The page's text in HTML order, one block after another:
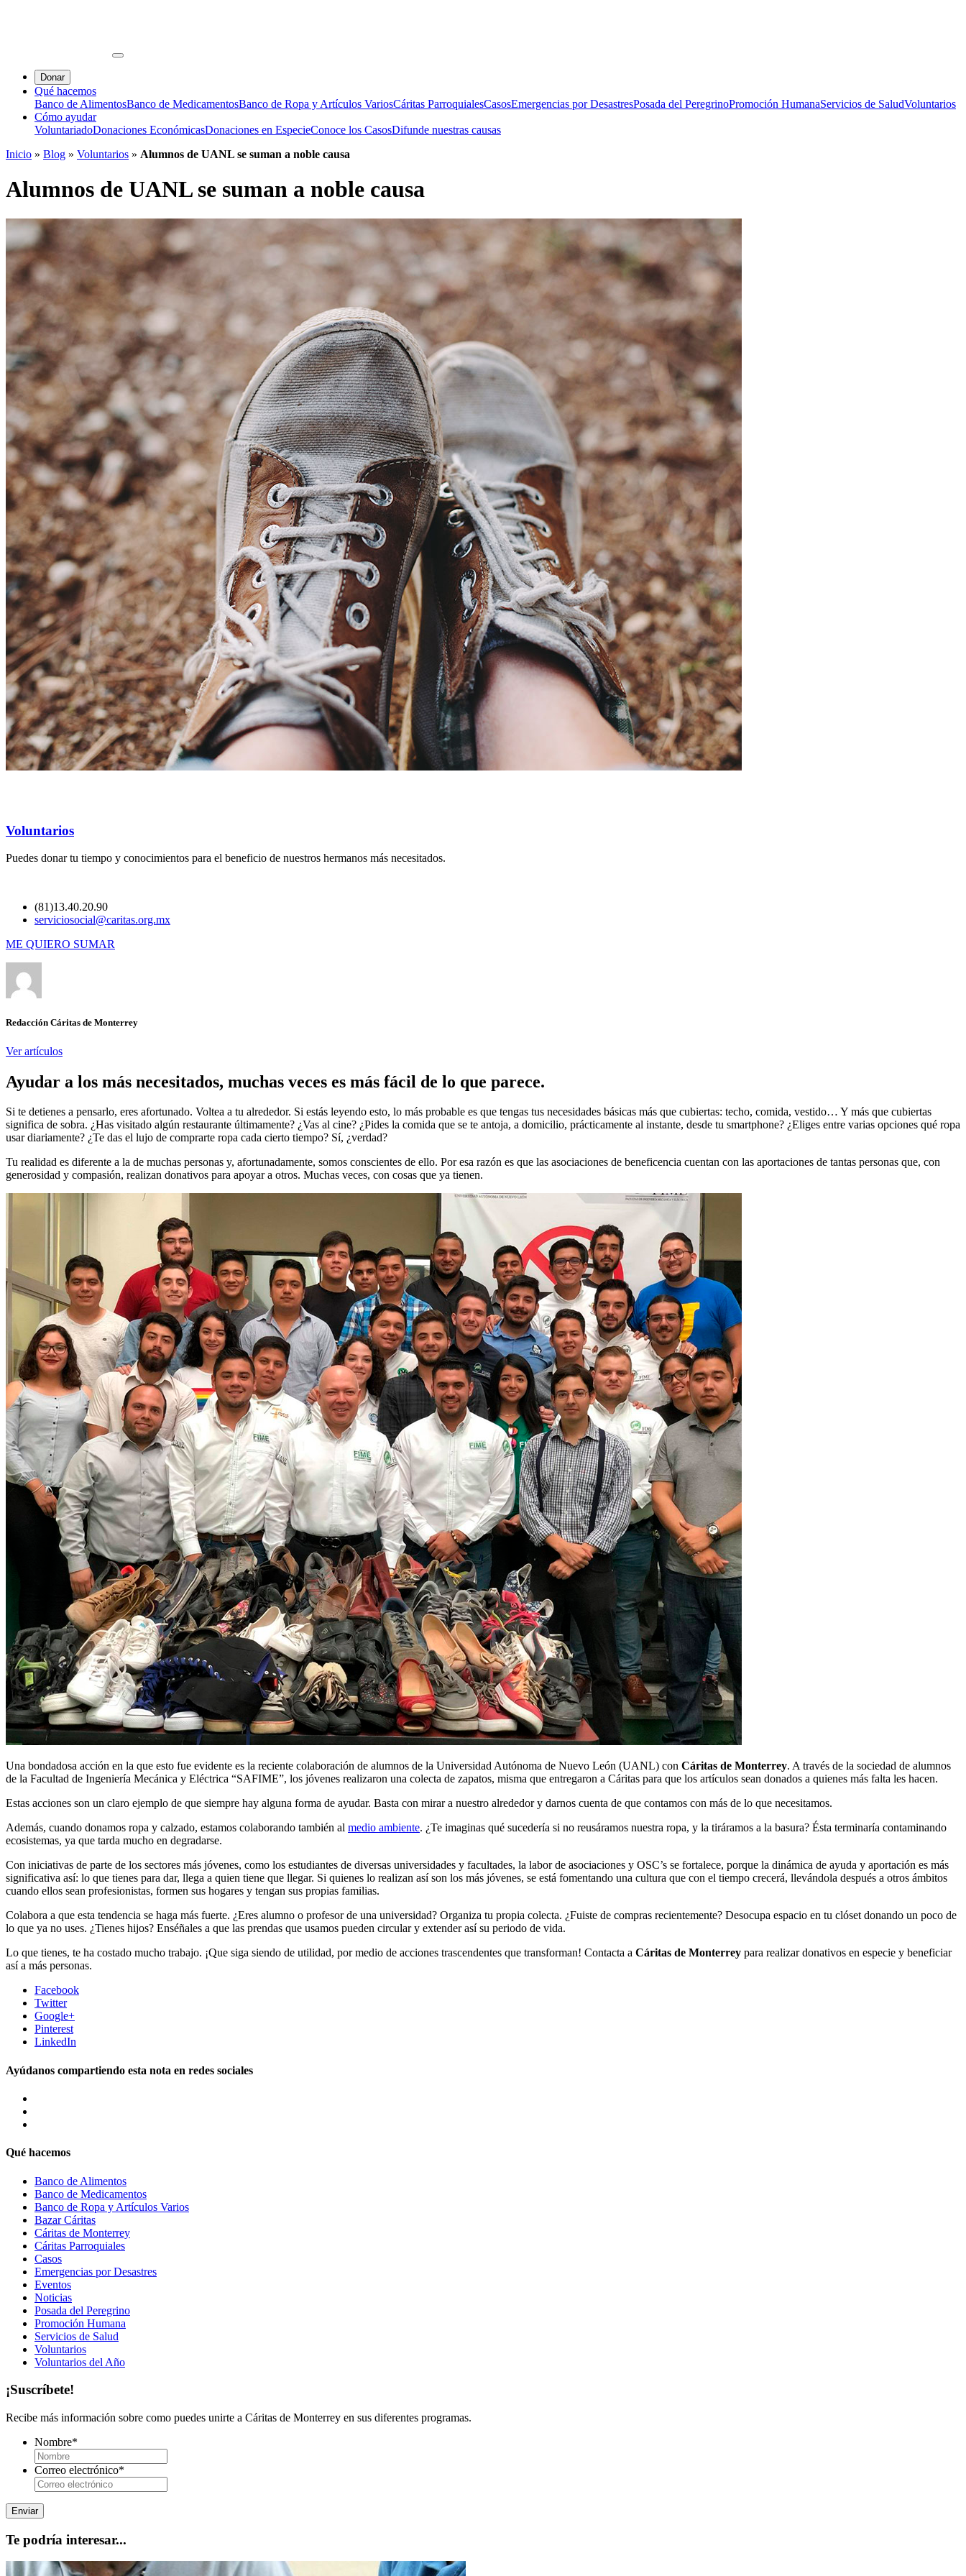
Donar
Qué hacemos
Banco de AlimentosBanco de MedicamentosBanco de Ropa y Artículos VariosCáritas ParroquialesCasosEmergencias por DesastresPosada del PeregrinoPromoción HumanaServicios de SaludVoluntarios
Cómo ayudar
VoluntariadoDonaciones EconómicasDonaciones en EspecieConoce los CasosDifunde nuestras causas
Inicio » Blog » Voluntarios » Alumnos de UANL se suman a noble causa
Alumnos de UANL se suman a noble causa
Voluntarios
Puedes donar tu tiempo y conocimientos para el beneficio de nuestros hermanos más necesitados.
(81)13.40.20.90
serviciosocial@caritas.org.mx
ME QUIERO SUMAR
Redacción Cáritas de Monterrey
Ver artículos
Ayudar a los más necesitados, muchas veces es más fácil de lo que parece.
Si te detienes a pensarlo, eres afortunado. Voltea a tu alrededor. Si estás leyendo esto, lo más probable es que tengas tus necesidades básicas más que cubiertas: techo, comida, vestido… Y más que cubiertas
significa de sobra. ¿Has visitado algún restaurante últimamente? ¿Vas al cine? ¿Pides la comida que se te antoja, a domicilio, prácticamente al instante, desde tu smartphone? ¿Eliges entre varias opciones qué ropa
usar diariamente? ¿Te das el lujo de comprarte ropa cada cierto tiempo? Sí, ¿verdad?
Tu realidad es diferente a la de muchas personas y, afortunadamente, somos conscientes de ello. Por esa razón es que las asociaciones de beneficencia cuentan con las aportaciones de tantas personas que, con
generosidad y compasión, realizan donativos para apoyar a otros. Muchas veces, con cosas que ya tienen.
Una bondadosa acción en la que esto fue evidente es la reciente colaboración de alumnos de la Universidad Autónoma de Nuevo León (UANL) con Cáritas de Monterrey. A través de la sociedad de alumnos
de la Facultad de Ingeniería Mecánica y Eléctrica “SAFIME”, los jóvenes realizaron una colecta de zapatos, misma que entregaron a Cáritas para que los artículos sean donados a quienes más falta les hacen.
Estas acciones son un claro ejemplo de que siempre hay alguna forma de ayudar. Basta con mirar a nuestro alrededor y darnos cuenta de que contamos con más de lo que necesitamos.
Además, cuando donamos ropa y calzado, estamos colaborando también al medio ambiente. ¿Te imaginas qué sucedería si no reusáramos nuestra ropa, y la tiráramos a la basura? Ésta terminaría contaminando
ecosistemas, ya que tarda mucho en degradarse.
Con iniciativas de parte de los sectores más jóvenes, como los estudiantes de diversas universidades y facultades, la labor de asociaciones y OSC’s se fortalece, porque la dinámica de ayuda y aportación es más
significativa así: lo que tienes para dar, llega a quien tiene que llegar. Si quienes lo realizan así son los más jóvenes, se está fomentando una cultura que con el tiempo crecerá, llevándola después a otros ámbitos
cuando ellos sean profesionistas, formen sus hogares y tengan sus propias familias.
Colabora a que esta tendencia se haga más fuerte. ¿Eres alumno o profesor de una universidad? Organiza tu propia colecta. ¿Fuiste de compras recientemente? Desocupa espacio en tu clóset donando un poco de
lo que ya no uses. ¿Tienes hijos? Enséñales a que las prendas que usamos pueden circular y extender así su periodo de vida.
Lo que tienes, te ha costado mucho trabajo. ¡Que siga siendo de utilidad, por medio de acciones trascendentes que transforman! Contacta a Cáritas de Monterrey para realizar donativos en especie y beneficiar
así a más personas.
Facebook
Twitter
Google+
Pinterest
LinkedIn
Ayúdanos compartiendo esta nota en redes sociales
Qué hacemos
Banco de Alimentos
Banco de Medicamentos
Banco de Ropa y Artículos Varios
Bazar Cáritas
Cáritas de Monterrey
Cáritas Parroquiales
Casos
Emergencias por Desastres
Eventos
Noticias
Posada del Peregrino
Promoción Humana
Servicios de Salud
Voluntarios
Voluntarios del Año
¡Suscríbete!
Recibe más información sobre como puedes unirte a Cáritas de Monterrey en sus diferentes programas.
Nombre*
Correo electrónico*
Te podría interesar...